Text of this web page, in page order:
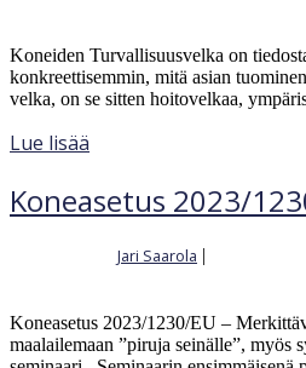
Koneiden Turvallisuusvelka on
konkreettisemmin, mitä asian
velka, on se sitten hoitovelkaa,
Lue lisää
Koneasetus 2023/
Jari Saarola |
Koneasetus 2023/1230/EU –
maalailemaan ”piruja seinälle”, myös